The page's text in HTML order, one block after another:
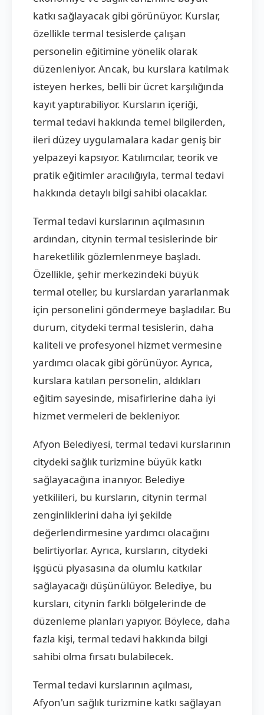
katkı sağlayacak gibi görünüyor. Kurslar,
özellikle termal tesislerde çalışan
personelin eğitimine yönelik olarak
düzenleniyor. Ancak, bu kurslara katılmak
isteyen herkes, belli bir ücret karşılığında
kayıt yaptırabiliyor. Kursların içeriği,
termal tedavi hakkında temel bilgilerden,
ileri düzey uygulamalara kadar geniş bir
yelpazeyi kapsıyor. Katılımcılar, teorik ve
pratik eğitimler aracılığıyla, termal tedavi
hakkında detaylı bilgi sahibi olacaklar.
Termal tedavi kurslarının açılmasının
ardından, citynin termal tesislerinde bir
hareketlilik gözlemlenmeye başladı.
Özellikle, şehir merkezindeki büyük
termal oteller, bu kurslardan yararlanmak
için personelini göndermeye başladılar. Bu
durum, citydeki termal tesislerin, daha
kaliteli ve profesyonel hizmet vermesine
yardımcı olacak gibi görünüyor. Ayrıca,
kurslara katılan personelin, aldıkları
eğitim sayesinde, misafirlerine daha iyi
hizmet vermeleri de bekleniyor.
Afyon Belediyesi, termal tedavi kurslarının
citydeki sağlık turizmine büyük katkı
sağlayacağına inanıyor. Belediye
yetkilileri, bu kursların, citynin termal
zenginliklerini daha iyi şekilde
değerlendirmesine yardımcı olacağını
belirtiyorlar. Ayrıca, kursların, citydeki
işgücü piyasasına da olumlu katkılar
sağlayacağı düşünülüyor. Belediye, bu
kursları, citynin farklı bölgelerinde de
düzenleme planları yapıyor. Böylece, daha
fazla kişi, termal tedavi hakkında bilgi
sahibi olma fırsatı bulabilecek.
Termal tedavi kurslarının açılması,
Afyon'un sağlık turizmine katkı sağlayan